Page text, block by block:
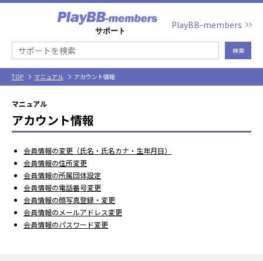
検索
PlayBB-members
TOP マニュアル アカウント情報
マニュアル
アカウント情報
会員情報の変更（氏名・氏名カナ・生年月日）
会員情報の住所変更
会員情報の所属団体設定
会員情報の電話番号変更
会員情報の顔写真登録・変更
会員情報のメールアドレス変更
会員情報のパスワード変更